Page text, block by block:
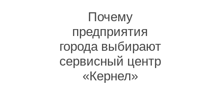
Почему
предприятия
города выбирают
сервисный центр
«Кернел»